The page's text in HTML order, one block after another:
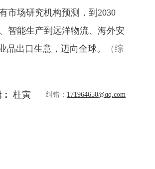
市场研究机构预测，到2030
智能生产到远洋物流、海外安
品出口生意，迈向全球。
（综
杜寅 纠错： 171964650@qq.com